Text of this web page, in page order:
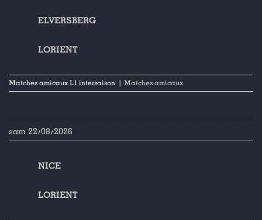
ELVERSBERG
LORIENT
Matches amicaux L1 intersaison | Matches amicaux
sam 22/08/2026
NICE
LORIENT